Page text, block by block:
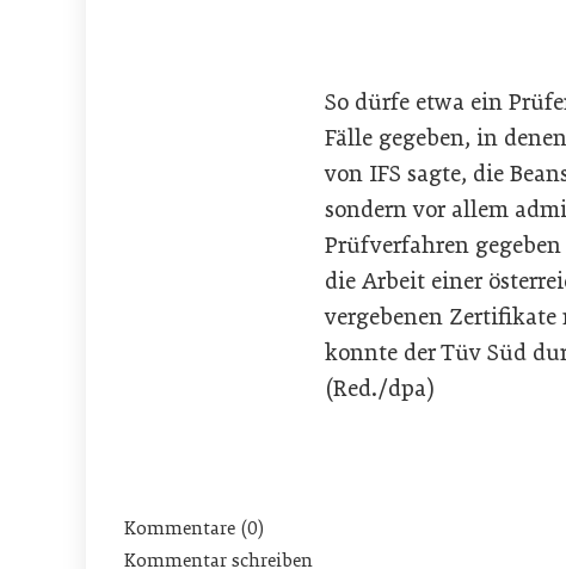
So dürfe etwa ein
Fälle gegeben, in
von IFS sagte, die
sondern vor allem
Prüfverfahren
die Arbeit einer
vergebenen
konnte der Tüv Süd
(Red./dpa)
Kommentare (0)
Kommentar schreiben